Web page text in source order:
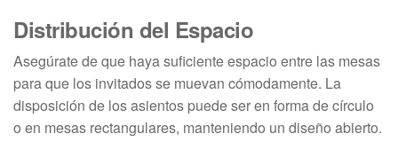
Distribución del Espacio
Asegúrate de que haya suficiente espacio entre las mesas
para que los invitados se muevan cómodamente. La
disposición de los asientos puede ser en forma de círculo
o en mesas rectangulares, manteniendo un diseño abierto.